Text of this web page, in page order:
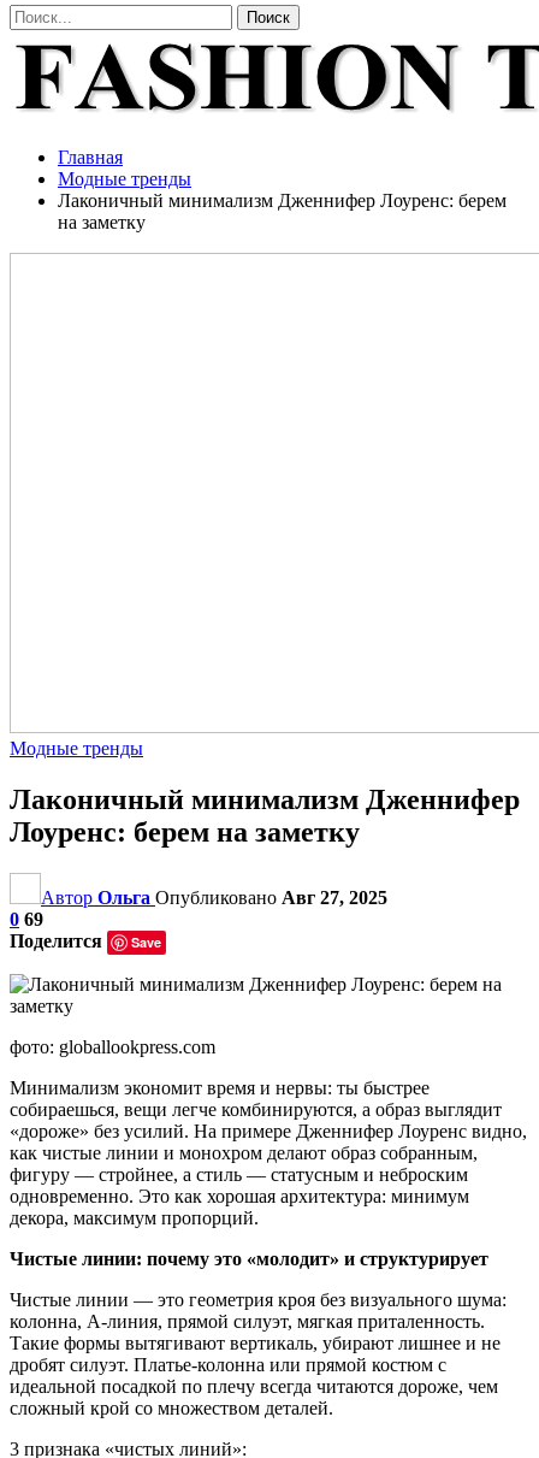
Главная
Модные тренды
Лаконичный минимализм Дженнифер Лоуренс: берем
на заметку
Модные тренды
Лаконичный минимализм Дженнифер
Лоуренс: берем на заметку
Автор Ольга Опубликовано Авг 27, 2025
0 69
Поделится
Save
фото: globallookpress.com
Минимализм экономит время и нервы: ты быстрее
собираешься, вещи легче комбинируются, а образ выглядит
«дороже» без усилий. На примере Дженнифер Лоуренс видно,
как чистые линии и монохром делают образ собранным,
фигуру — стройнее, а стиль — статусным и неброским
одновременно. Это как хорошая архитектура: минимум
декора, максимум пропорций.
Чистые линии: почему это «молодит» и структурирует
Чистые линии — это геометрия кроя без визуального шума:
колонна, А-линия, прямой силуэт, мягкая приталенность.
Такие формы вытягивают вертикаль, убирают лишнее и не
дробят силуэт. Платье-колонна или прямой костюм с
идеальной посадкой по плечу всегда читаются дороже, чем
сложный крой со множеством деталей.
3 признака «чистых линий»: